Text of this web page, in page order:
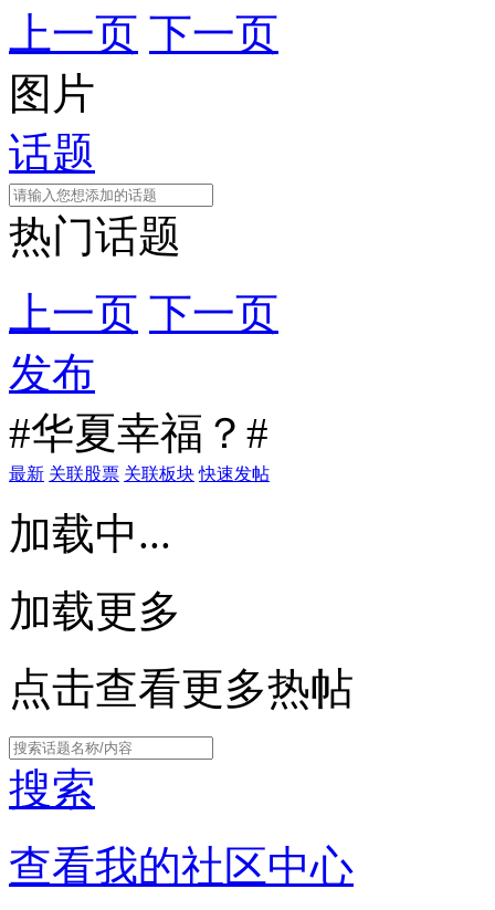
上一页 下一页
图片
话题
热门话题
上一页 下一页
发布
#华夏幸福？#
最新 关联股票 关联板块 快速发帖
加载中...
加载更多
点击查看更多热帖
搜索
查看我的社区中心